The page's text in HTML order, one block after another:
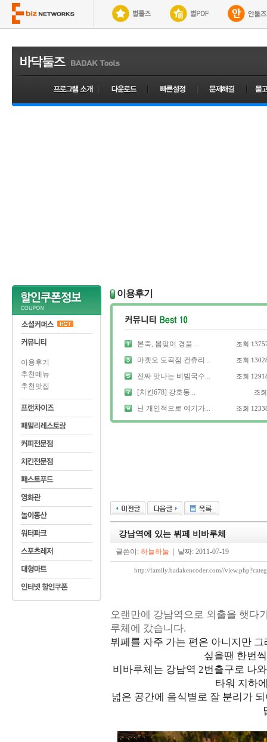
이용후기
추천메뉴
추천맛집
이용후기
본죽, 봄맞이 경품 ... 조회
마켓오 도곡점 컨츄리... 조회
진짜 맛나는 비빔국수... 조회
[치킨678] 강호동... 조
난 개인적으로 여기가... 조회
강남역에 있는 뷔페 비바루체
글쓴이: 하늘하눌 | 날짜: 2011-07-19
http://family.badakencoder.com//
오랜만에 강남역으로 외출을 햇다
루체에 갔습니다.
뷔페를 자주 가는 편은 아니지만
싶을땐 한번
비바루체는 강남역 2번출구로 나
타워 지하
넓은 공간에 음식별로 잘 분리가